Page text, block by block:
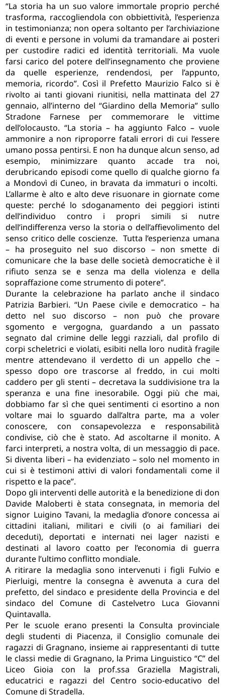
“La storia ha un suo valore immortale proprio perché
trasforma, raccogliendola con obbiettività, l’esperienza
in testimonianza; non opera soltanto per l’archiviazione
di eventi e persone in volumi da tramandare ai posteri
per custodire radici ed identità territoriali. Ma vuole
farsi carico del potere dell’insegnamento che proviene
da quelle esperienze, rendendosi, per l’appunto,
memoria, ricordo”. Così il Prefetto Maurizio Falco si è
rivolto ai tanti giovani riunitisi, nella mattinata del 27
gennaio, all’interno del “Giardino della Memoria” sullo
Stradone Farnese per commemorare le vittime
dell’olocausto. “La storia – ha aggiunto Falco – vuole
ammonire a non riproporre fatali errori di cui l’essere
umano possa pentirsi. E non ha dunque alcun senso, ad
esempio, minimizzare quanto accade tra noi,
derubricando episodi come quello di qualche giorno fa
a Mondovì di Cuneo, in bravata da immaturi o incolti.
L’allarme è alto e alto deve risuonare in giornate come
queste: perché lo sdoganamento dei peggiori istinti
dell’individuo contro i propri simili si nutre
dell’indifferenza verso la storia o dell’affievolimento del
senso critico delle coscienze. Tutta l’esperienza umana
– ha proseguito nel suo discorso – non smette di
comunicare che la base delle società democratiche è il
rifiuto senza se e senza ma della violenza e della
sopraffazione come strumento di potere”.
Durante la celebrazione ha parlato anche il sindaco
Patrizia Barbieri. “Un Paese civile e democratico – ha
detto nel suo discorso – non può che provare
sgomento e vergogna, guardando a un passato
segnato dal crimine delle leggi razziali, dal profilo di
corpi scheletrici e violati, esibiti nella loro nudità fragile
mentre attendevano il verdetto di un appello che –
spesso dopo ore trascorse al freddo, in cui molti
caddero per gli stenti – decretava la suddivisione tra la
speranza e una fine inesorabile. Oggi più che mai,
dobbiamo far sì che quei sentimenti ci esortino a non
voltare mai lo sguardo dall’altra parte, ma a voler
conoscere, con consapevolezza e responsabilità
condivise, ciò che è stato. Ad ascoltarne il monito. A
farci interpreti, a nostra volta, di un messaggio di pace.
Si diventa liberi – ha evidenziato – solo nel momento in
cui si è testimoni attivi di valori fondamentali come il
rispetto e la pace”.
Dopo gli interventi delle autorità e la benedizione di don
Davide Maloberti è stata consegnata, in memoria del
signor Luigino Tavani, la medaglia d’onore concessa ai
cittadini italiani, militari e civili (o ai familiari dei
deceduti), deportati e internati nei lager nazisti e
destinati al lavoro coatto per l’economia di guerra
durante l’ultimo conflitto mondiale.
A ritirare la medaglia sono intervenuti i figli Fulvio e
Pierluigi, mentre la consegna è avvenuta a cura del
prefetto, del sindaco e presidente della Provincia e del
sindaco del Comune di Castelvetro Luca Giovanni
Quintavalla.
Per le scuole erano presenti la Consulta provinciale
degli studenti di Piacenza, il Consiglio comunale dei
ragazzi di Gragnano, insieme ai rappresentanti di tutte
le classi medie di Gragnano, la Prima Linguistico “C” del
Liceo Gioia con la prof.ssa Graziella Magistrali,
educatrici e ragazzi del Centro socio-educativo del
Comune di Stradella.